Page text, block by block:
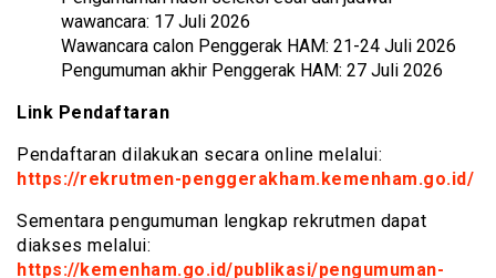
wawancara: 17 Juli 2026
Wawancara calon Penggerak HAM: 21-24 Juli 2026
Pengumuman akhir Penggerak HAM: 27 Juli 2026
Link Pendaftaran
Pendaftaran dilakukan secara online melalui:
https://rekrutmen-penggerakham.kemenham.go.id/
Sementara pengumuman lengkap rekrutmen dapat
diakses melalui:
https://kemenham.go.id/publikasi/pengumuman-